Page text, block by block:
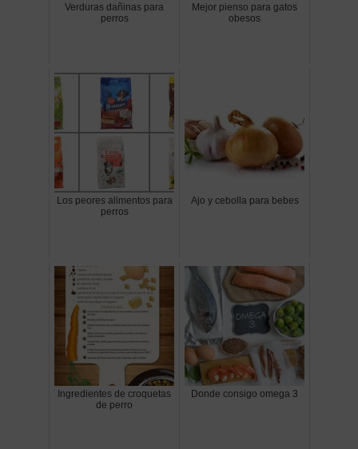
Verduras dañinas para
perros
Mejor pienso para gatos
obesos
Los peores alimentos para
perros
Ajo y cebolla para bebes
Ingredientes de croquetas
de perro
Donde consigo omega 3